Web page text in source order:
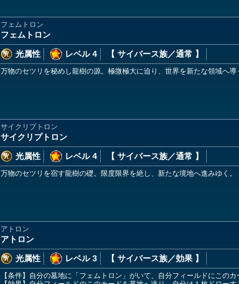
フェムトロン
フェムトロン
光属性
レベル 4 【 サイバース族／通常 】
万物のセツリを秘めし龍樹の源。極微極大に迫り、世界を新たな領域へ導
サイクリプトロン
サイクリプトロン
光属性
レベル 4 【 サイバース族／通常 】
万物のセツリを宿す龍樹の礎。限度限界を絶し、新たな境地へ進みゆく。
アトロン
アトロン
光属性
レベル 3 【 サイバース族／効果 】
【条件】自分の墓地に「フェムトロン」がいて、自分フィールドにこの